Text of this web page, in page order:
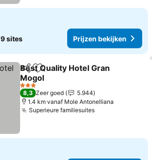
9 sites Prijzen bekijken
DelenToevoegen aan favorieten
Best Quality Hotel Gran
Mogol
Prijzen bekijken
3 Sterren
8,3 Zeer goed
5.944
1.4 km vanaf Mole Antonelliana
Superieure familiesuitesPrijzen